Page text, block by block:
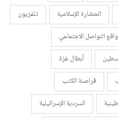
الحضارة الإسلامية
تلفزيون
التواصل الاجتماعي
أبطال غزة
قراصنة الكتب
السردية الإسرائيلية